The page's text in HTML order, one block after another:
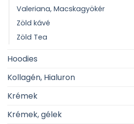
Valeriana, Macskagyökér
Zöld kávé
Zöld Tea
Hoodies
Kollagén, Hialuron
Krémek
Krémek, gélek